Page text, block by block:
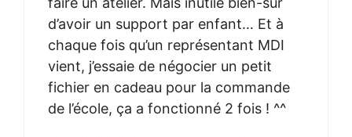
d’avoir un support par enfant… Et à
chaque fois qu’un représentant MDI
vient, j’essaie de négocier un petit
fichier en cadeau pour la commande
de l’école, ça a fonctionné 2 fois ! ^^